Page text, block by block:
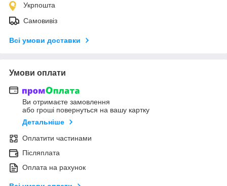
Укрпошта
Самовивіз
Всі умови доставки
Умови оплати
Ви отримаєте замовлення
або гроші повернуться на вашу картку
Детальніше
Оплатити частинами
Післяплата
Оплата на рахунок